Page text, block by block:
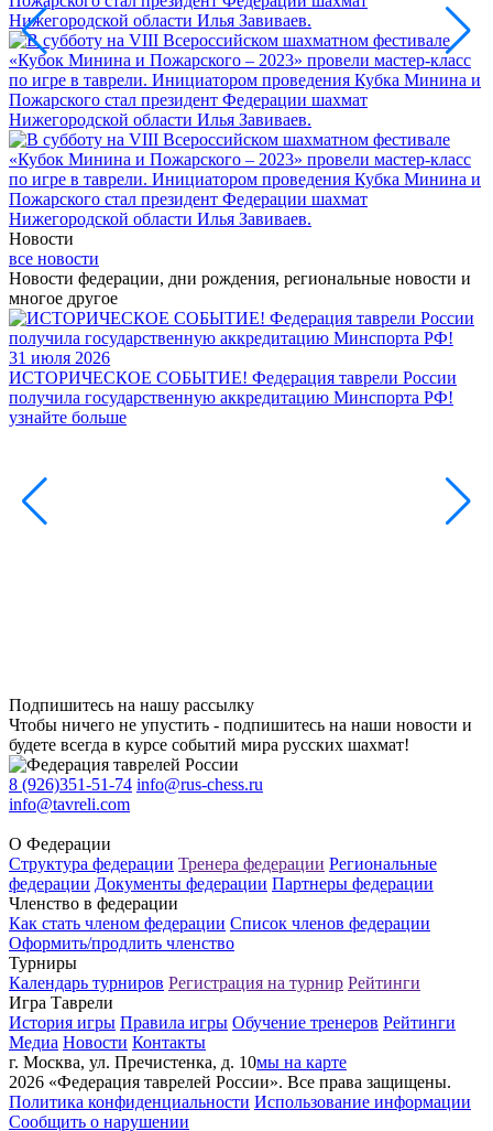
Новости
все новости
Новости федерации, дни рождения, региональные новости и
многое другое
31 июля 2026
ИСТОРИЧЕСКОЕ СОБЫТИЕ! Федерация таврели России
получила государственную аккредитацию Минспорта РФ!
узнайте больше
Подпишитесь на нашу рассылку
Чтобы ничего не упустить - подпишитесь на наши новости и
будете всегда в курсе событий мира русских шахмат!
8 (926)351-51-74 info@rus-chess.ru
info@tavreli.com
О Федерации
Структура федерации Тренера федерации Региональные
федерации Документы федерации Партнеры федерации
Членство в федерации
Как стать членом федерации Список членов федерации
Оформить/продлить членство
Турниры
Календарь турниров Регистрация на турнир Рейтинги
Игра Таврели
История игры Правила игры Обучение тренеров Рейтинги
Медиа Новости Контакты
г. Москва, ул. Пречистенка, д. 10мы на карте
2026 «Федерация таврелей России». Все права защищены.
Политика конфиденциальности Использование информации
Сообщить о нарушении